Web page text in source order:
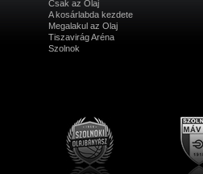
Csak az Olaj
A kosárlabda kezdete
Megalakul az Olaj
Tiszavirág Aréna
Szolnok